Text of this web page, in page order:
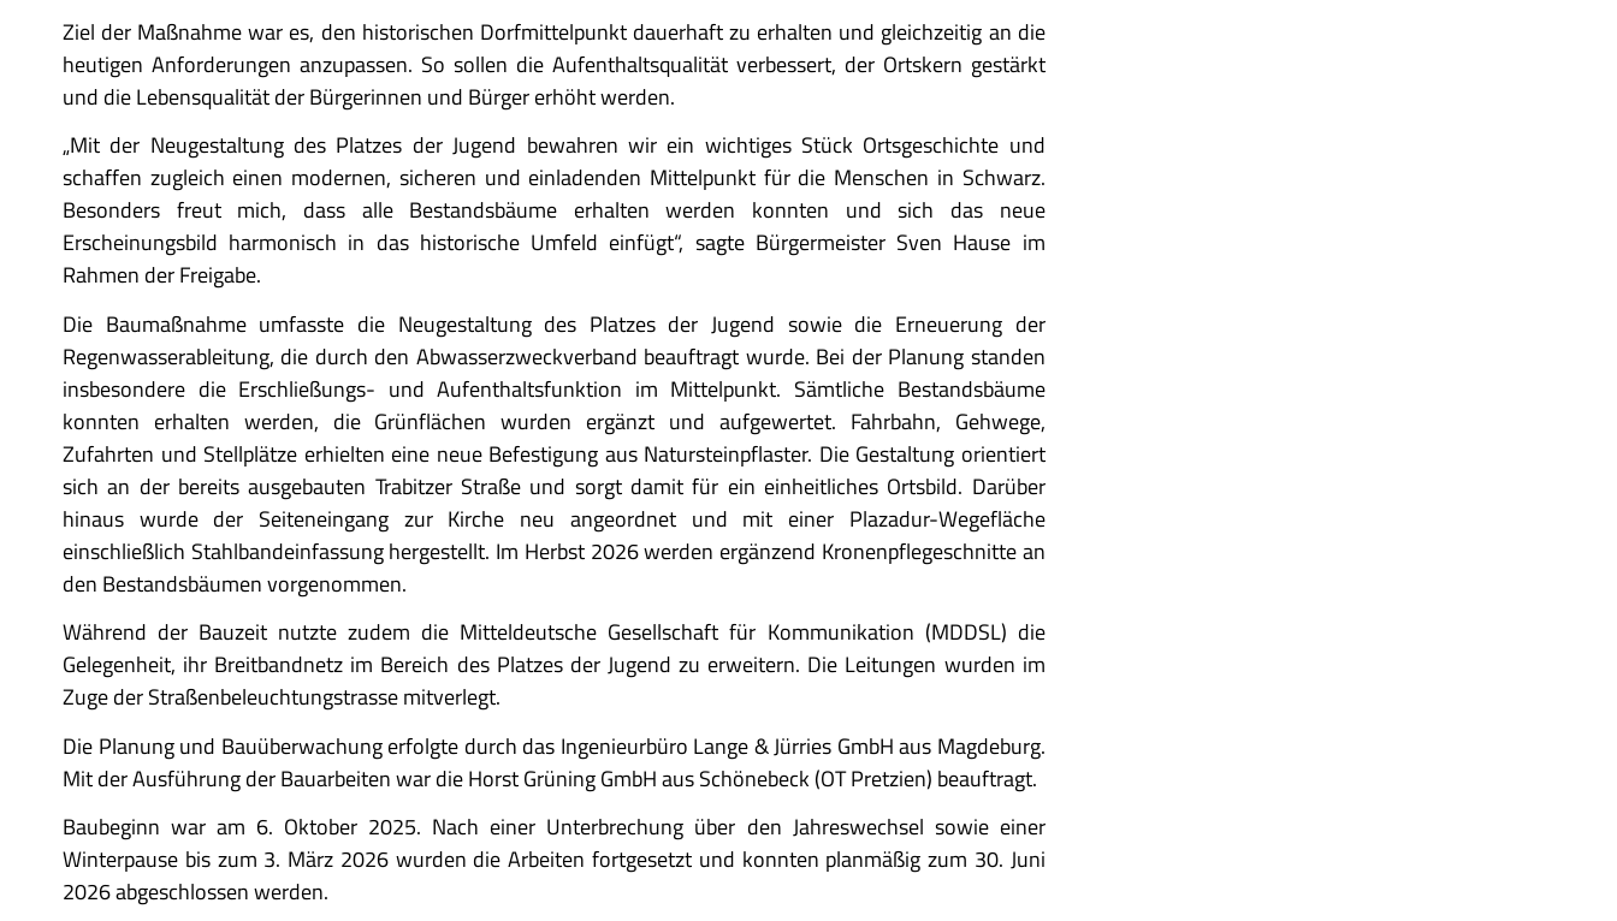
Ziel der Maßnahme war es, den historischen Dorfmittelpunkt dauerhaft zu erhalten und gleichzeitig an die
heutigen Anforderungen anzupassen. So sollen die Aufenthaltsqualität verbessert, der Ortskern gestärkt
und die Lebensqualität der Bürgerinnen und Bürger erhöht werden.
„Mit der Neugestaltung des Platzes der Jugend bewahren wir ein wichtiges Stück Ortsgeschichte und
schaffen zugleich einen modernen, sicheren und einladenden Mittelpunkt für die Menschen in Schwarz.
Besonders freut mich, dass alle Bestandsbäume erhalten werden konnten und sich das neue
Erscheinungsbild harmonisch in das historische Umfeld einfügt“, sagte Bürgermeister Sven Hause im
Rahmen der Freigabe.
Die Baumaßnahme umfasste die Neugestaltung des Platzes der Jugend sowie die Erneuerung der
Regenwasserableitung, die durch den Abwasserzweckverband beauftragt wurde. Bei der Planung standen
insbesondere die Erschließungs- und Aufenthaltsfunktion im Mittelpunkt. Sämtliche Bestandsbäume
konnten erhalten werden, die Grünflächen wurden ergänzt und aufgewertet. Fahrbahn, Gehwege,
Zufahrten und Stellplätze erhielten eine neue Befestigung aus Natursteinpflaster. Die Gestaltung orientiert
sich an der bereits ausgebauten Trabitzer Straße und sorgt damit für ein einheitliches Ortsbild. Darüber
hinaus wurde der Seiteneingang zur Kirche neu angeordnet und mit einer Plazadur-Wegefläche
einschließlich Stahlbandeinfassung hergestellt. Im Herbst 2026 werden ergänzend Kronenpflegeschnitte an
den Bestandsbäumen vorgenommen.
Während der Bauzeit nutzte zudem die Mitteldeutsche Gesellschaft für Kommunikation (MDDSL) die
Gelegenheit, ihr Breitbandnetz im Bereich des Platzes der Jugend zu erweitern. Die Leitungen wurden im
Zuge der Straßenbeleuchtungstrasse mitverlegt.
Die Planung und Bauüberwachung erfolgte durch das Ingenieurbüro Lange & Jürries GmbH aus Magdeburg.
Mit der Ausführung der Bauarbeiten war die Horst Grüning GmbH aus Schönebeck (OT Pretzien) beauftragt.
Baubeginn war am 6. Oktober 2025. Nach einer Unterbrechung über den Jahreswechsel sowie einer
Winterpause bis zum 3. März 2026 wurden die Arbeiten fortgesetzt und konnten planmäßig zum 30. Juni
2026 abgeschlossen werden.